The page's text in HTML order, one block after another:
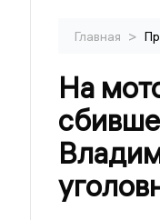
Главная >
На